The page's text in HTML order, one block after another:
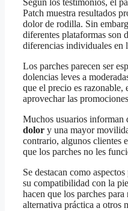
Según los testimonios, el
Patch muestra resultados
dolor de rodilla. Sin
diferentes plataformas son
diferencias individuales en
Los parches parecen ser
dolencias leves a
que el precio es razonable,
aprovechar las
Muchos usuarios informan
dolor y una mayor
contrario, algunos clientes
que los parches no les
Se destacan como
su compatibilidad con la
hacen que los parches
alternativa práctica a otros